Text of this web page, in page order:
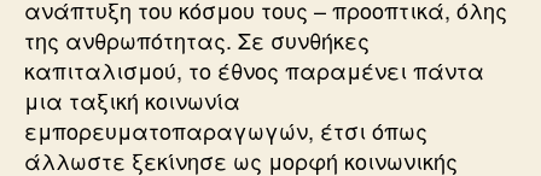
ανάπτυξη του κόσμου τους – προοπτικά, όλης
της ανθρωπότητας. Σε συνθήκες
καπιταλισμού, το έθνος παραμένει πάντα
μια ταξική κοινωνία
εμπορευματοπαραγωγών, έτσι όπως
άλλωστε ξεκίνησε ως μορφή κοινωνικής